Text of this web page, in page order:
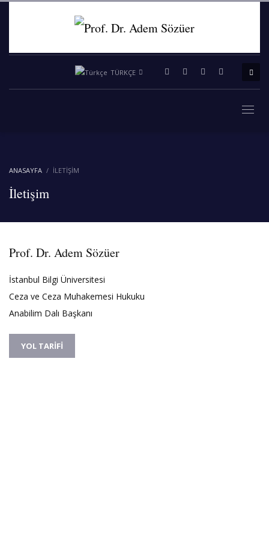
TÜRKÇE
ANASAYFA İLETIŞIM
İletişim
Prof. Dr. Adem Sözüer
İstanbul Bilgi Üniversitesi
Ceza ve Ceza Muhakemesi Hukuku
Anabilim Dalı Başkanı
YOL TARİFİ